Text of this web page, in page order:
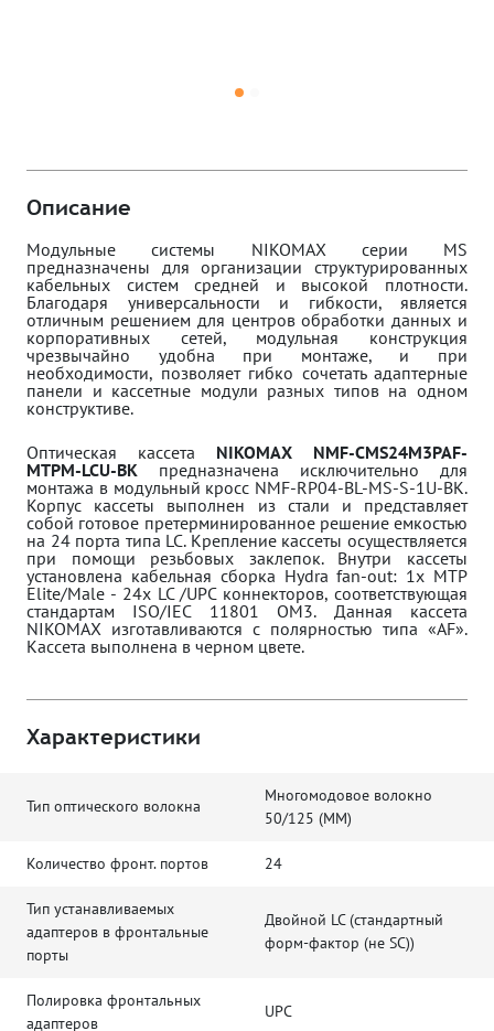
Описание
Модульные системы NIKOMAX серии MS
предназначены для организации структурированных
кабельных систем средней и высокой плотности.
Благодаря универсальности и гибкости, является
отличным решением для центров обработки данных и
корпоративных сетей, модульная конструкция
чрезвычайно удобна при монтаже, и при
необходимости, позволяет гибко сочетать адаптерные
панели и кассетные модули разных типов на одном
конструктиве.
Оптическая кассета NIKOMAX NMF-CMS24M3PAF-
MTPM-LCU-BK
предназначена исключительно для
монтажа в модульный кросс NMF-RP04-BL-MS-S-1U-BK.
Корпус кассеты выполнен из стали и представляет
собой готовое претерминированное решение емкостью
на 24 порта типа LC. Крепление кассеты осуществляется
при помощи резьбовых заклепок. Внутри кассеты
установлена кабельная сборка Hydra fan-out: 1х MTP
Elite/Male - 24х LC /UPC коннекторов, соответствующая
стандартам ISO/IEC 11801 OM3. Данная кассета
NIKOMAX изготавливаются с полярностью типа «АF».
Кассета выполнена в черном цвете.
Характеристики
Тип оптического волокна
Многомодовое волокно
50/125 (MM)
Количество фронт. портов 24
Тип устанавливаемых
адаптеров в фронтальные
порты
Двойной LC (стандартный
форм-фактор (не SC))
Полировка фронтальных
адаптеров
UPC